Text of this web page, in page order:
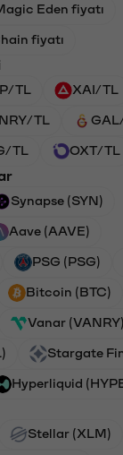
Eden fiyatı
fiyatı
TL XAI/TL
TL
TL OXT/TL
Synapse (SYN)
Aave (AAVE)
PSG (PSG)
Bitcoin (BTC)
Vanar (VANRY)
Stargate
Hyperliquid
Stellar (XLM)